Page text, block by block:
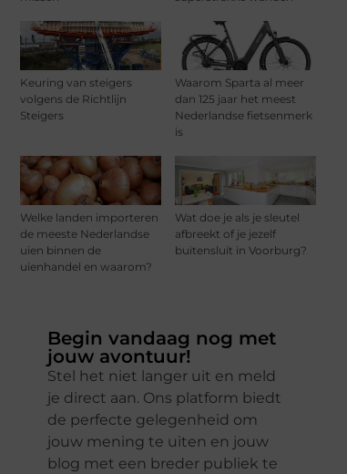
Keuring van steigers
volgens de Richtlijn
Steigers
Waarom Sparta al meer
dan 125 jaar het meest
Nederlandse fietsenmerk
is
Welke landen importeren
de meeste Nederlandse
uien binnen de
uienhandel en waarom?
Wat doe je als je sleutel
afbreekt of je jezelf
buitensluit in Voorburg?
Begin vandaag nog met
jouw avontuur!
Stel het niet langer uit en meld
je direct aan. Ons platform biedt
de perfecte gelegenheid om
jouw mening te uiten en jouw
blog met een breder publiek te